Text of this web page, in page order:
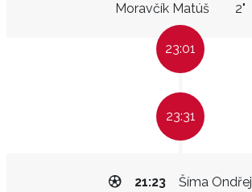
Moravčík Matúš 2"
23:01
23:31
Šíma Ondřej
21:23